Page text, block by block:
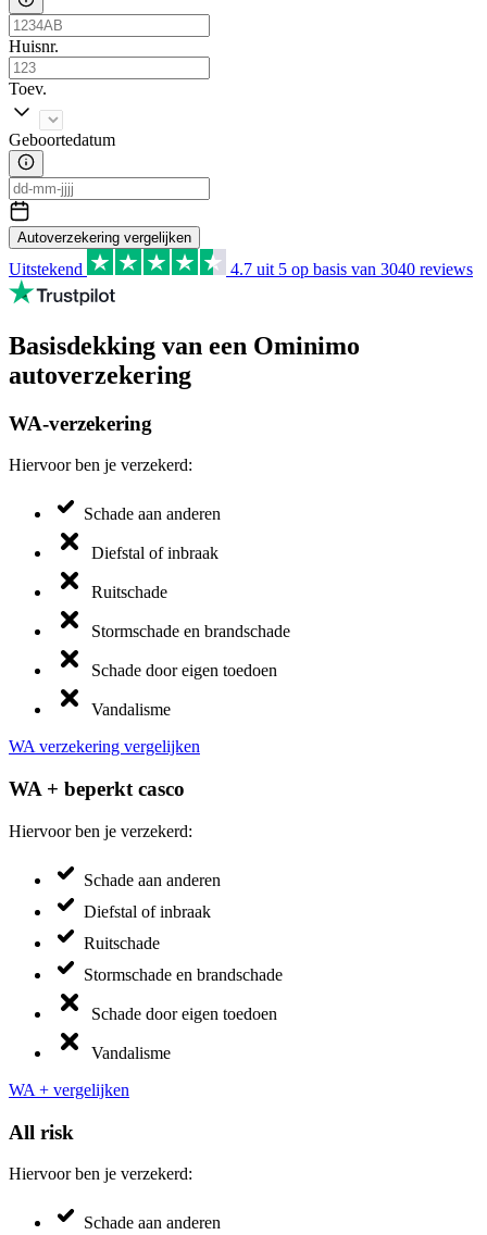
Huisnr.
Toev.
Geboortedatum
Autoverzekering vergelijken
Uitstekend 4.7 uit 5 op basis van 3040 reviews
Basisdekking van een Ominimo
autoverzekering
WA-verzekering
Hiervoor ben je verzekerd:
Schade aan anderen
Diefstal of inbraak
Ruitschade
Stormschade en brandschade
Schade door eigen toedoen
Vandalisme
WA verzekering vergelijken
WA + beperkt casco
Hiervoor ben je verzekerd:
Schade aan anderen
Diefstal of inbraak
Ruitschade
Stormschade en brandschade
Schade door eigen toedoen
Vandalisme
WA + vergelijken
All risk
Hiervoor ben je verzekerd:
Schade aan anderen